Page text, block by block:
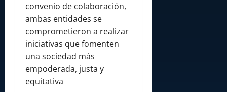
convenio de colaboración,
ambas entidades se
comprometieron a realizar
iniciativas que fomenten
una sociedad más
empoderada, justa y
equitativa_